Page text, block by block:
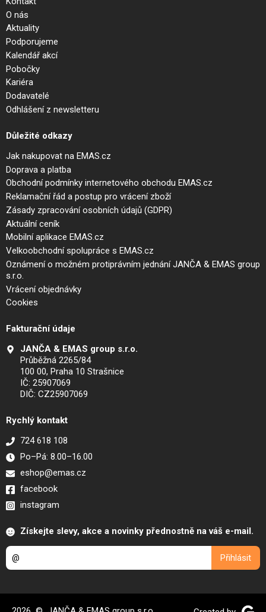
O nás
Aktuality
Podporujeme
Kalendář akcí
Pobočky
Kariéra
Dodavatelé
Odhlášení z newsletteru
Důležité odkazy
Jak nakupovat na EMAS.cz
Doprava a platba
Obchodní podmínky internetového obchodu EMAS.cz
Reklamační řád a postup pro vrácení zboží
Zásady zpracování osobních údajů (GDPR)
Aktuální ceník
Mobilní aplikace EMAS.cz
Velkoobchodní spolupráce s EMAS.cz
Oznámení o možném protiprávním jednání JANČA & EMAS group
s.r.o.
Vrácení objednávky
Cookies
Fakturační údaje
JANČA & EMAS group s.r.o.
Průběžná 2265/84
100 00, Praha 10 Strašnice
IČ: 25907069
DIČ: CZ25907069
Rychlý kontakt
724 618 108
Po–Pá: 8.00–16.00
eshop@emas.cz
facebook
instagram
Získejte slevy, akce a novinky přednostně na váš e-mail.